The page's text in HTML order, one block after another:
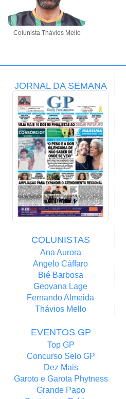
Colunista Thávios Mello
JORNAL DA SEMANA
COLUNISTAS
Ana Aurora
Angelo Cáffaro
Bié Barbosa
Geovana Lage
Fernando Almeida
Thávios Mello
EVENTOS GP
Top GP
Concurso Selo GP
Dez Mais
Garoto e Garota Phytness
Grande Papo